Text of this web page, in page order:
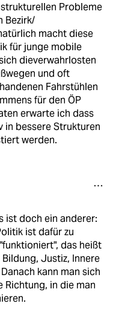
Probleme
Bezirk/
macht diese
für junge mobile
dieverwahrlosten
und oft
Fahrstühlen
für den ÖP
erwarte ich dass
bessere Strukturen
werden.
ist doch ein anderer:
ist dafür zu
das heißt
Justiz, Innere
kann man sich
Richtung, in die man